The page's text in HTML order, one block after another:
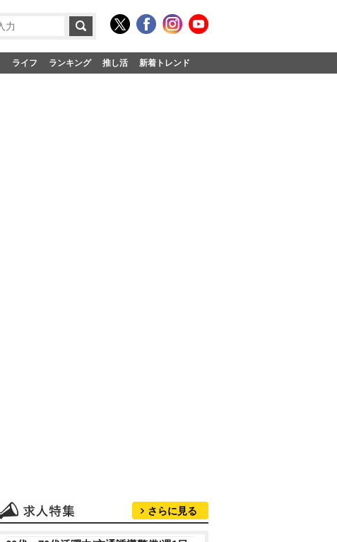
ライフ ランキング 推し活 新着トレンド
さらに見る